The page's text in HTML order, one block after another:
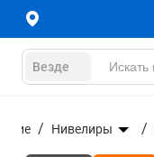
Везде
Нивелиры